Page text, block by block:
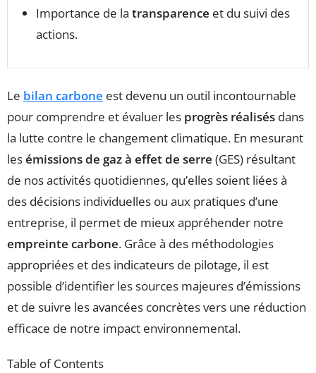
Importance de la transparence et du suivi des
actions.
Le bilan carbone est devenu un outil incontournable
pour comprendre et évaluer les progrès réalisés dans
la lutte contre le changement climatique. En mesurant
lesémissions de gaz à effet de serre (GES) résultant
de nos activités quotidiennes, qu’elles soient liées à
des décisions individuelles ou aux pratiques d’une
entreprise, il permet de mieux appréhender notre
empreinte carbone. Grâce à des méthodologies
appropriées et des indicateurs de pilotage, il est
possible d’identifier les sources majeures d’émissions
et de suivre les avancées concrètes vers une réduction
efficace de notre impact environnemental.
Table of Contents